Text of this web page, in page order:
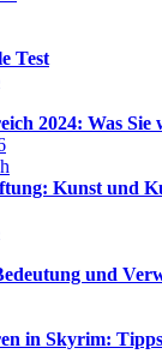
Test
2024: Was Sie
Kunst und
und
in Skyrim: